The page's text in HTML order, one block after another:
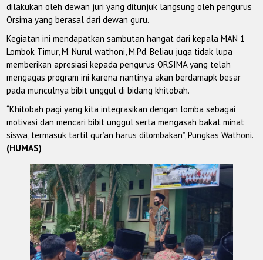
dilakukan oleh dewan juri yang ditunjuk langsung oleh pengurus
Orsima yang berasal dari dewan guru.
Kegiatan ini mendapatkan sambutan hangat dari kepala MAN 1
Lombok Timur, M. Nurul wathoni, M.Pd. Beliau juga tidak lupa
memberikan apresiasi kepada pengurus ORSIMA yang telah
mengagas program ini karena nantinya akan berdamapk besar
pada munculnya bibit unggul di bidang khitobah.
“Khitobah pagi yang kita integrasikan dengan lomba sebagai
motivasi dan mencari bibit unggul serta mengasah bakat minat
siswa, termasuk tartil qur’an harus dilombakan”, Pungkas Wathoni.
(HUMAS)